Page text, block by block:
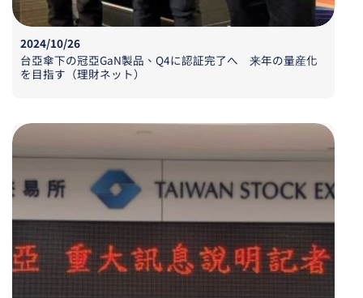
2024/10/26
台亞傘下の冠亞GaN製品、 Q4に認証完了へ 来年の量産化
を 目指す （理財ネット）